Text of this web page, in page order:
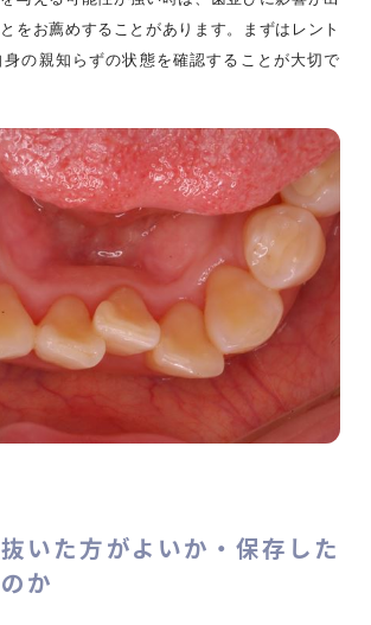
をお薦めすることがあります。まずはレント
の親知らずの状態を確認することが大切で
いた方がよいか・保存した
か